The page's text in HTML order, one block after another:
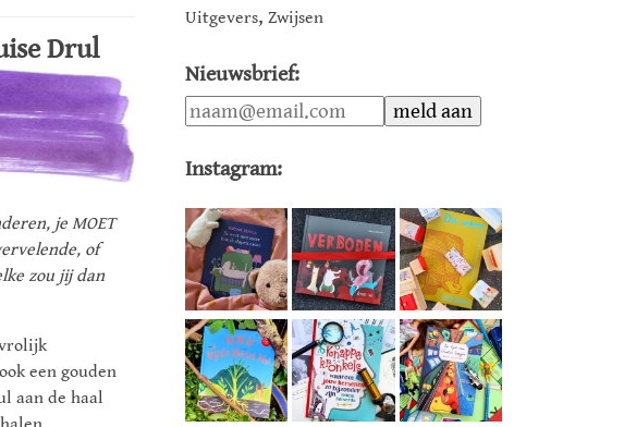
Drul
je MOET
of
zou jij dan
een gouden
aan de haal
Uitgevers, Zwijsen
Nieuwsbrief:
Instagram: